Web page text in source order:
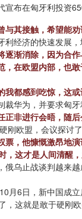
布在匈牙利投资
其接触，希望能劝
经济的快速发展，
渐消除，因为合作
在欧盟内部，也
都感到吃惊，这
华为，并要求匈牙
非进行会晤，随
刚欧盟，会议探
，他慷慨激昂地演
这才是人间清醒
乌止战谈判越来越
月6日，新中国成
这就是敢于硬刚欧